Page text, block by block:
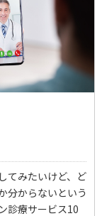
てみたいけど、ど
分からないという
診療サービス10